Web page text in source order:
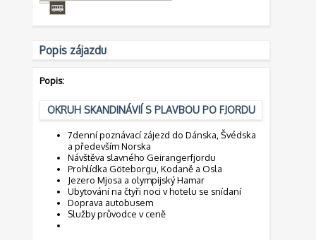
Popis zájazdu
Popis:
OKRUH SKANDINÁVIÍ S PLAVBOU PO FJORDU
7denní poznávací zájezd do Dánska, Švédska
a především Norska
Návštěva slavného Geirangerfjordu
Prohlídka Göteborgu, Kodaně a Osla
Jezero Mjosa a olympijský Hamar
Ubytování na čtyři noci v hotelu se snídaní
Doprava autobusem
Služby průvodce v ceně